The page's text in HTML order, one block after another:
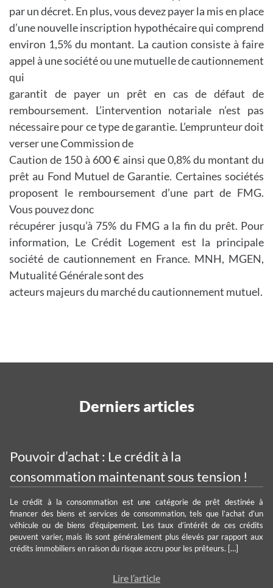
par un décret. En plus, vous devez payer la mis en place
d’une nouvelle inscription hypothécaire qui comprend
environ 1,5% du montant. La caution consiste à faire
appel à une société ou une mutuelle de cautionnement
qui
garantit de payer un prêt en cas de défaut de
remboursement. L’intervention notariale n’est pas
nécessaire pour ce type de garantie. L’emprunteur doit
verser une Commission de
Caution de 150 à 600 € ainsi que 0,8% du montant du
prêt au Fond Mutuel de Garantie. Certaines sociétés
proposent le remboursement d’une part de FMG.
Vous pouvez donc
récupérer jusqu’à 75% du FMG a la fin du prêt. Pour
information, Le Crédit Logement est la principale
société de cautionnement en France. MNH, MGEN,
Mutualité Générale sont des
acteurs majeurs du marché du cautionnement mutuel.
Derniers articles
Pouvoir d’achat : Le crédit à la
consommation maintenant sous tension !
Le crédit à la consommation est une catégorie de prêt destinée à
financer des biens et services de consommation, tels que l’achat d’un
véhicule ou de biens d’équipement. Les taux d’intérêt de ces crédits
peuvent varier, mais ils sont généralement plus élevés par rapport aux
crédits immobiliers en raison du risque accru pour les prêteurs. […]
Lire l’article